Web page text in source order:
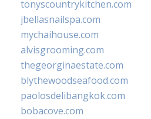
tonyscountrykitchen.com
jbellasnailspa.com
mychaihouse.com
alvisgrooming.com
thegeorginaestate.com
blythewoodseafood.com
paolosdelibangkok.com
bobacove.com